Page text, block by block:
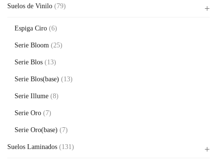
Suelos de Vinilo (79)
Espiga Ciro (6)
Serie Bloom (25)
Serie Blos (13)
Serie Blos(base) (13)
Serie Illume (8)
Serie Oro (7)
Serie Oro(base) (7)
Suelos Laminados (131)